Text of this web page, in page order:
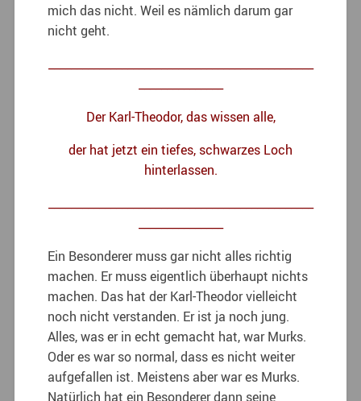
mich das nicht. Weil es nämlich darum gar
nicht geht.
Der Karl-Theodor, das wissen alle,
der hat jetzt ein tiefes, schwarzes Loch
hinterlassen.
Ein Besonderer muss gar nicht alles richtig
machen. Er muss eigentlich überhaupt nichts
machen. Das hat der Karl-Theodor vielleicht
noch nicht verstanden. Er ist ja noch jung.
Alles, was er in echt gemacht hat, war Murks.
Oder es war so normal, dass es nicht weiter
aufgefallen ist. Meistens aber war es Murks.
Natürlich hat ein Besonderer dann seine